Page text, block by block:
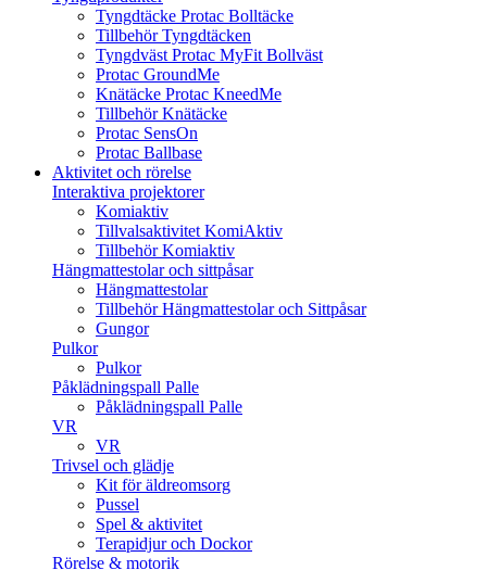
Tyngdtäcke Protac Bolltäcke
Tillbehör Tyngdtäcken
Tyngdväst Protac MyFit Bollväst
Protac GroundMe
Knätäcke Protac KneedMe
Tillbehör Knätäcke
Protac SensOn
Protac Ballbase
Aktivitet och rörelse
Interaktiva projektorer
Komiaktiv
Tillvalsaktivitet KomiAktiv
Tillbehör Komiaktiv
Hängmattestolar och sittpåsar
Hängmattestolar
Tillbehör Hängmattestolar och Sittpåsar
Gungor
Pulkor
Pulkor
Påklädningspall Palle
Påklädningspall Palle
VR
VR
Trivsel och glädje
Kit för äldreomsorg
Pussel
Spel & aktivitet
Terapidjur och Dockor
Rörelse & motorik